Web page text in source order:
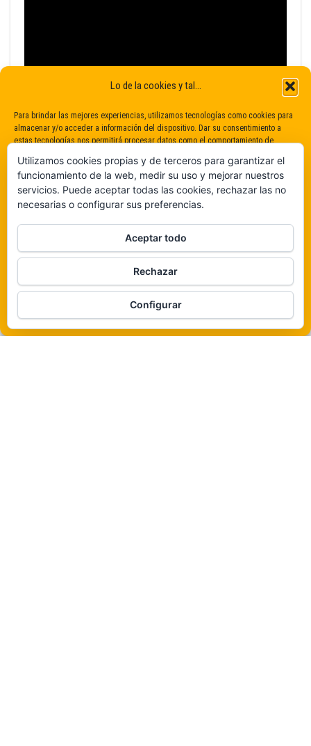
Lo de la cookies y tal...
Para brindar las mejores experiencias, utilizamos tecnologías como cookies para
almacenar y/o acceder a información del dispositivo. Dar su consentimiento a
estas tecnologías nos permitirá procesar datos como el comportamiento de
consentimiento puede afectar negativamente a determinadas características y
funciones.
De ninguna manera
Veámos que hay aquí
Política de cookies
WordPress |Tema:
Utilizamos cookies propias y de terceros para garantizar el
funcionamiento de la web, medir su uso y mejorar nuestros
servicios. Puede aceptar todas las cookies, rechazar las no
necesarias o configurar sus preferencias.
Aceptar todo
Rechazar
Configurar